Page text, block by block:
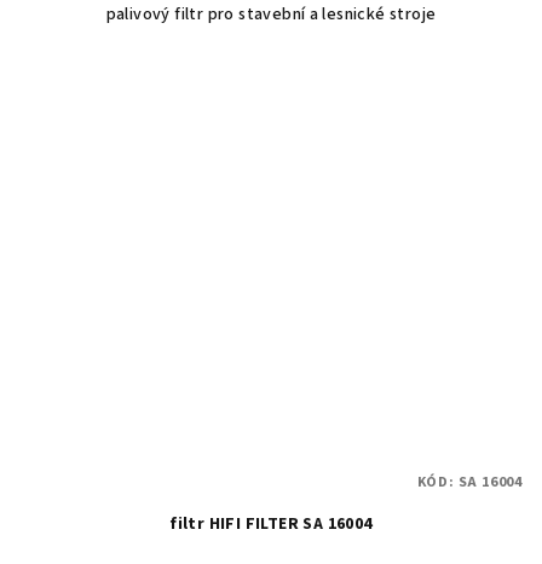
palivový filtr pro stavební a lesnické stroje
filtr HIFI FILTER SA 16004
KÓD: SA 16004